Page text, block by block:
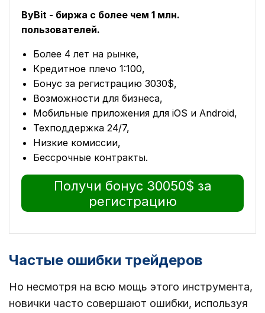
ByBit - биржа с более чем 1 млн.
пользователей.
Более 4 лет на рынке,
Кредитное плечо 1:100,
Бонус за регистрацию 3030$,
Возможности для бизнеса,
Мобильные приложения для iOS и Android,
Техподдержка 24/7,
Низкие комиссии,
Бессрочные контракты.
Получи бонус 30050$ за
регистрацию
Частые ошибки трейдеров
Но несмотря на всю мощь этого инструмента,
новички часто совершают ошибки, используя